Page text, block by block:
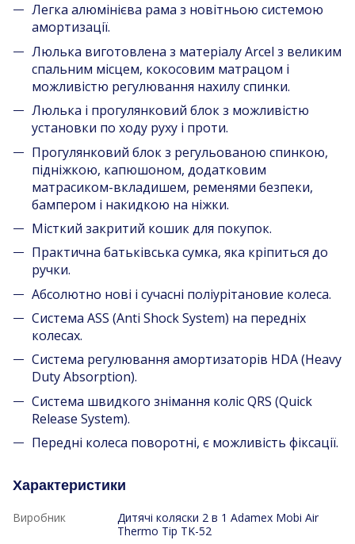
Легка алюмінієва рама з новітньою системою
амортизації.
Люлька виготовлена з матеріалу Arcel з великим
спальним місцем, кокосовим матрацом і
можливістю регулювання нахилу спинки.
Люлька і прогулянковий блок з можливістю
установки по ходу руху і проти.
Прогулянковий блок з регульованою спинкою,
підніжкою, капюшоном, додатковим
матрасиком-вкладишем, ременями безпеки,
бампером і накидкою на ніжки.
Місткий закритий кошик для покупок.
Практична батьківська сумка, яка кріпиться до
ручки.
Абсолютно нові і сучасні поліурітановие колеса.
Система ASS (Anti Shock System) на передніх
колесах.
Система регулювання амортизаторів HDA (Heavy
Duty Absorption).
Система швидкого знімання коліс QRS (Quick
Release System).
Передні колеса поворотні, є можливість фіксації.
Характеристики
Виробник
Дитячі коляски 2 в 1 Adamex Mobi Air
Thermo Tip TK-52